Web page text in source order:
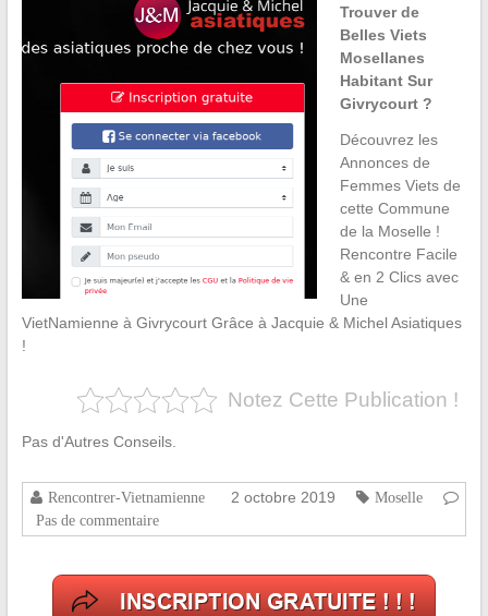
Trouver de
Belles Viets
Mosellanes
Habitant Sur
Givrycourt ?
Découvrez les
Annonces de
Femmes Viets de
cette Commune
de la Moselle !
Rencontre Facile
& en 2 Clics avec
Une
VietNamienne à Givrycourt Grâce à Jacquie & Michel Asiatiques
!
Notez Cette Publication !
Pas d'Autres Conseils.
Rencontrer-Vietnamienne 2 octobre 2019
Moselle
Pas de commentaire